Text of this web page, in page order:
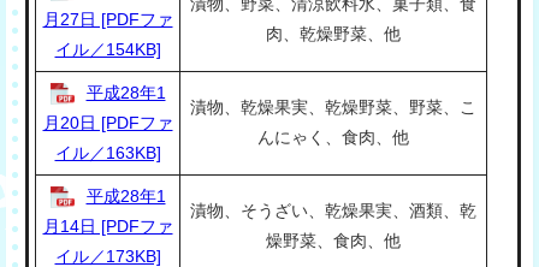
月27日 [PDFファ
イル／154KB]
肉、乾燥野菜、他
平成28年1
月20日 [PDFファ
イル／163KB]
漬物、乾燥果実、乾燥野菜、野菜、こ
んにゃく、食肉、他
平成28年1
月14日 [PDFファ
イル／173KB]
漬物、そうざい、乾燥果実、酒類、乾
燥野菜、食肉、他